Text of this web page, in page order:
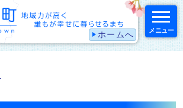
ホームへ メニュー